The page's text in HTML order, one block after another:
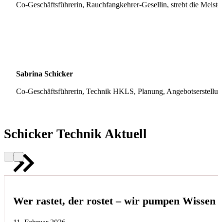
Co-Geschäftsführerin, Rauchfangkehrer-Gesellin, strebt die
Sabrina Schicker
Co-Geschäftsführerin, Technik HKLS, Planung,
Schicker Technik Aktuell
Wer rastet, der rostet – wir pumpen